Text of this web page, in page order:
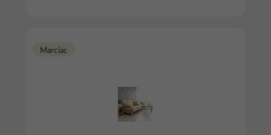
Marciac